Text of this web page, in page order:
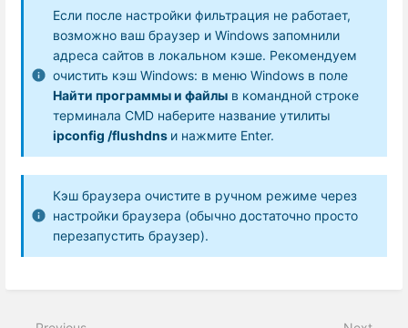
Если после настройки фильтрация не работает,
возможно ваш браузер и Windows запомнили
адреса сайтов в локальном кэше. Рекомендуем
очистить кэш Windows: в меню Windows в поле
Найти программы и файлы в командной строке
терминала CMD наберите название утилиты
ipconfig /flushdns и нажмите Enter.
Кэш браузера очистите в ручном режиме через
настройки браузера (обычно достаточно просто
перезапустить браузер).